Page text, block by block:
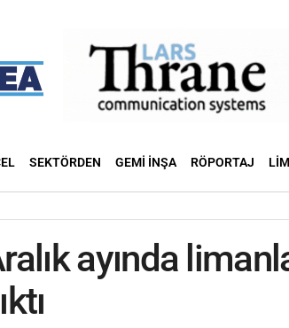
SEKTÖRDEN GEMI İNŞA RÖPORTAJ
ayında